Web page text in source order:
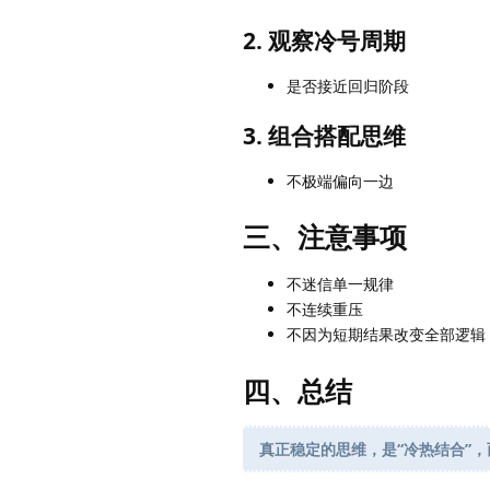
2. 观察冷号周期
是否接近回归阶段
3. 组合搭配思维
不极端偏向一边
三、注意事项
不迷信单一规律
不连续重压
不因为短期结果改变全部逻辑
四、总结
真正稳定的思维，是“冷热结合”，